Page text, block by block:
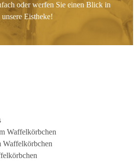
oder werfen Sie einen Blick in
unsere Eistheke!
Waffelkörbchen
Waffelkörbchen